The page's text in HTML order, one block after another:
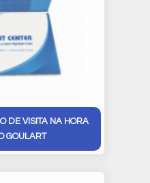
DE VISITA NA HORA
GOULART